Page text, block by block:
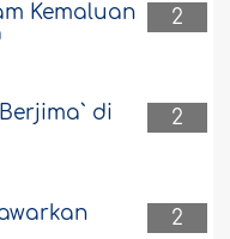
Al-Kahfi pada
Jumat
2
Kemaluan
2
di
2